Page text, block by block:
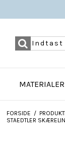
MATERIALER
FORSIDE /
STAEDTLER